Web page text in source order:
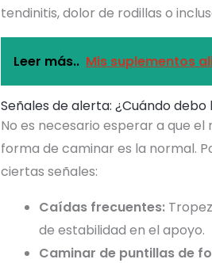
tendinitis, dolor de rodillas o
Leer más.. Mis suplementos
Señales de alerta: ¿Cuándo
No es necesario esperar a que el
forma de caminar es la normal.
ciertas señales:
Caídas frecuentes:
de estabilidad en el apoyo.
Caminar de puntillas de